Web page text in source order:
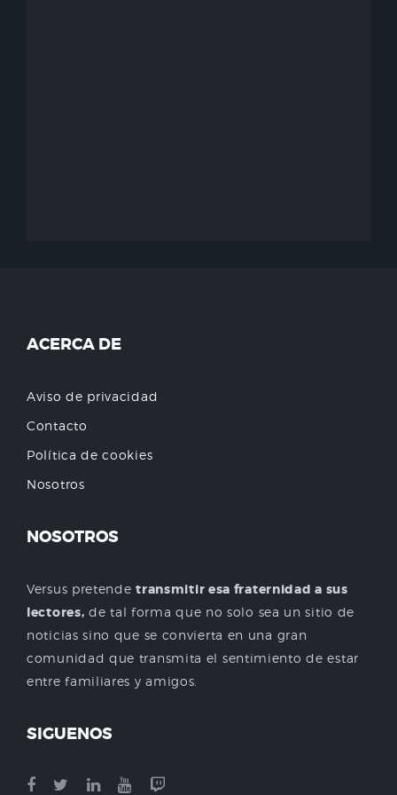
ACERCA DE
Aviso de privacidad
Contacto
Política de cookies
Nosotros
NOSOTROS
Versus pretendetransmitir esa fraternidad a sus
lectores, de tal forma que no solo sea un sitio de
noticias sino que se convierta en una gran
comunidad que transmita el sentimiento de estar
entre familiares y amigos.
SIGUENOS